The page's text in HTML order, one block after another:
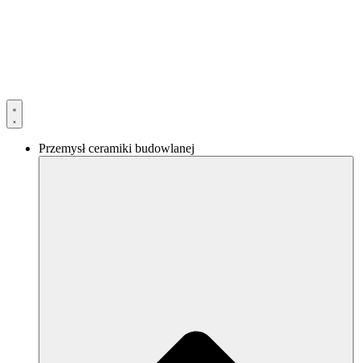
Przemysł ceramiki budowlanej